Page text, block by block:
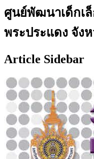
ศูนย์พัฒนาเด็กเล็
พระประแดง จัง
Article Sidebar